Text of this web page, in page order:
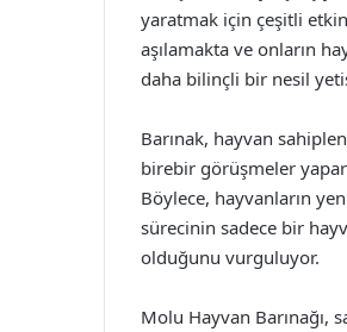
yaratmak için çeşitli
aşılamakta ve onların
daha bilinçli bir nesil
Barınak, hayvan
birebir görüşmeler
Böylece, hayvanların
sürecinin sadece bir
olduğunu vurguluyor.
Molu Hayvan Barınağı,